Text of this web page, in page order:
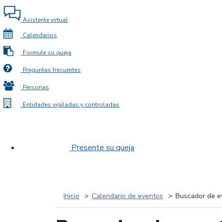
Asistente virtual
Calendarios
Formule su queja
Preguntas frecuentes
Personas
Entidades vigiladas y controladas
Presente su queja
Inicio Calendario de eventos Buscador de